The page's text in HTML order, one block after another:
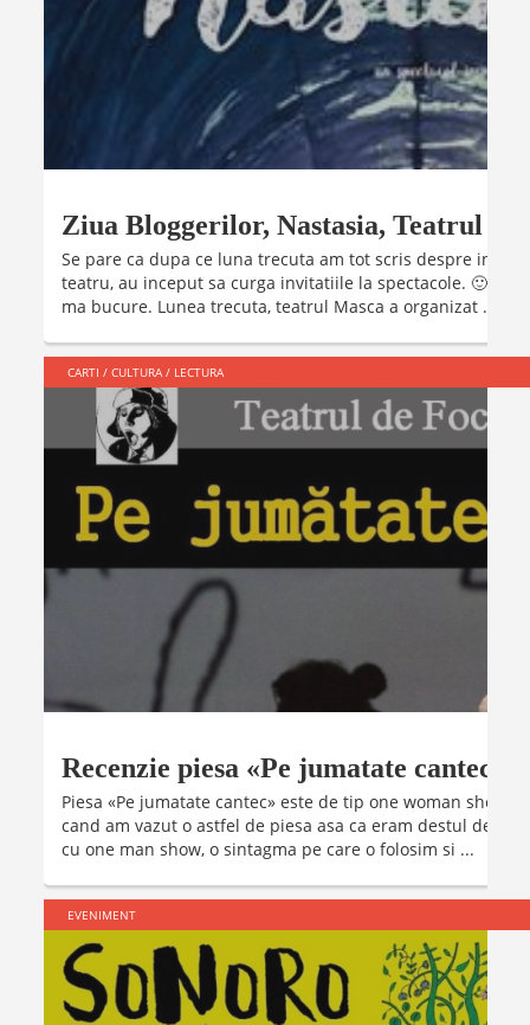
Ziua Bloggerilor, Nastasia, Teatrul
Se pare ca dupa ce luna trecuta am tot scris despre
teatru, au inceput sa curga invitatiile la spectacole. 🙂
ma bucure. Lunea trecuta, teatrul Masca a organizat ...
CARTI / CULTURA/ LECTURA
Recenzie piesa «Pe jumatate cantec»
Piesa «Pe jumatate cantec» este de tip one woman show.
cand am vazut o astfel de piesa asa ca eram destul de
cu one man show, o sintagma pe care o folosim si ...
EVENIMENT